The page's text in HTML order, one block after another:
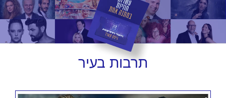
תרבות בעיר